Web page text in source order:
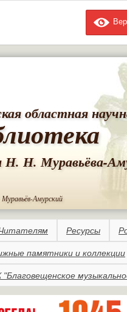
областная
Н. Н. Муравьёва-
Амурский
Ресурсы
памятники и коллекции
"Благовещенское